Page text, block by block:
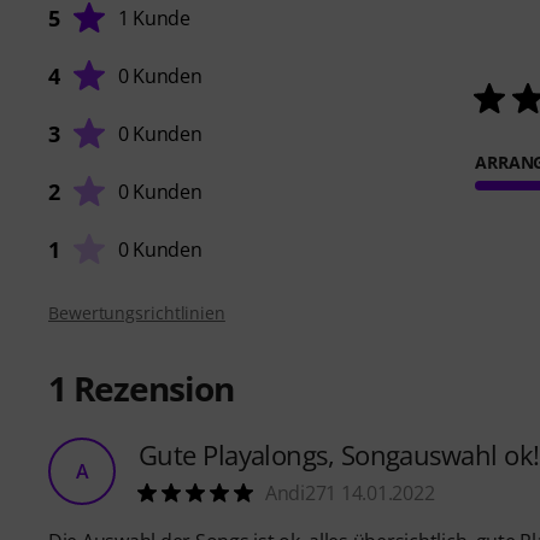
5 1 Kunde
4 0 Kunden
3 0 Kunden
2 0 Kunden
1 0 Kunden
Bewertungsrichtlinien
1 Rezension
A Gute Playalongs, Songauswahl ok!
Andi271 14.01.2022